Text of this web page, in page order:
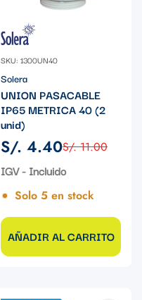
SKU: 1300UN40
Solera
UNION PASACABLE
IP65 METRICA 40 (2
unid)
Precio
de
S/. 4.40
Precio
regular
S/. 11.00
IGV - Incluido
Solo 5 en stock
AÑADIR AL CARRITO